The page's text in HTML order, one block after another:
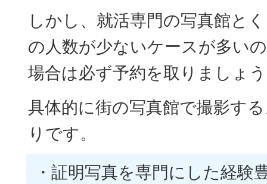
しかし、就活専門の写真館と
の人数が少ないケースが多い
場合は必ず予約を取りましょ
具体的に街の写真館で撮影す
りです。
・証明写真を専門にした経験